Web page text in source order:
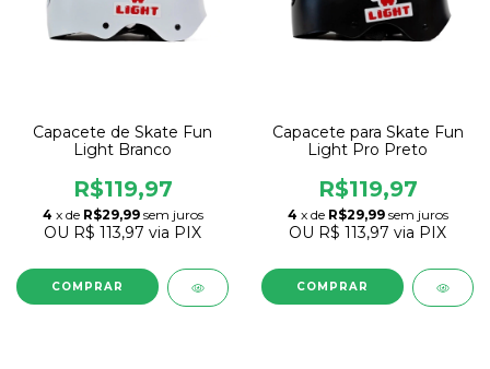
Capacete de Skate Fun
Light Branco
R$119,97
4 x de R$29,99 sem juros
OU R$ 113,97 via PIX
COMPRAR
Capacete para Skate Fun
Light Pro Preto
R$119,97
4 x de R$29,99 sem juros
OU R$ 113,97 via PIX
COMPRAR